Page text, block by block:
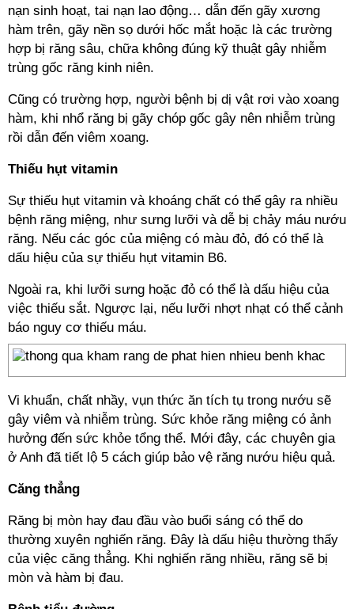
nạn sinh hoạt, tai nạn lao động… dẫn đến gãy xương
hàm trên, gãy nền sọ dưới hốc mắt hoặc là các trường
hợp bị răng sâu, chữa không đúng kỹ thuật gây nhiễm
trùng gốc răng kinh niên.
Cũng có trường hợp, người bệnh bị dị vật rơi vào xoang
hàm, khi nhổ răng bị gãy chóp gốc gây nên nhiễm trùng
rồi dẫn đến viêm xoang.
Thiếu hụt vitamin
Sự thiếu hụt vitamin và khoáng chất có thể gây ra nhiều
bệnh răng miệng, như sưng lưỡi và dễ bị chảy máu nướu
răng. Nếu các góc của miệng có màu đỏ, đó có thể là
dấu hiệu của sự thiếu hụt vitamin B6.
Ngoài ra, khi lưỡi sưng hoặc đỏ có thể là dấu hiệu của
việc thiếu sắt. Ngược lại, nếu lưỡi nhợt nhạt có thể cảnh
báo nguy cơ thiếu máu.
Vi khuẩn, chất nhầy, vụn thức ăn tích tụ trong nướu sẽ
gây viêm và nhiễm trùng. Sức khỏe răng miệng có ảnh
hưởng đến sức khỏe tổng thể. Mới đây, các chuyên gia
ở Anh đã tiết lộ 5 cách giúp bảo vệ răng nướu hiệu quả.
Căng thẳng
Răng bị mòn hay đau đầu vào buổi sáng có thể do
thường xuyên nghiến răng. Đây là dấu hiệu thường thấy
của việc căng thẳng. Khi nghiến răng nhiều, răng sẽ bị
mòn và hàm bị đau.